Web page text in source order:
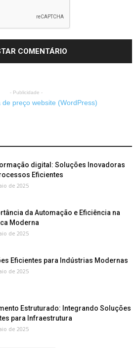
- Publicidade -
digital: Soluções Inovadoras
Eficientes
de 2025
da Automação e Eficiência na
Moderna
de 2025
Eficientes para Indústrias Modernas
de 2025
Estruturado: Integrando Soluções
para Infraestrutura
de 2025